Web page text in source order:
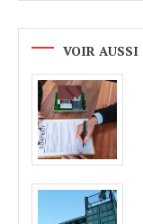
de
l’article
VOIR AUSSI